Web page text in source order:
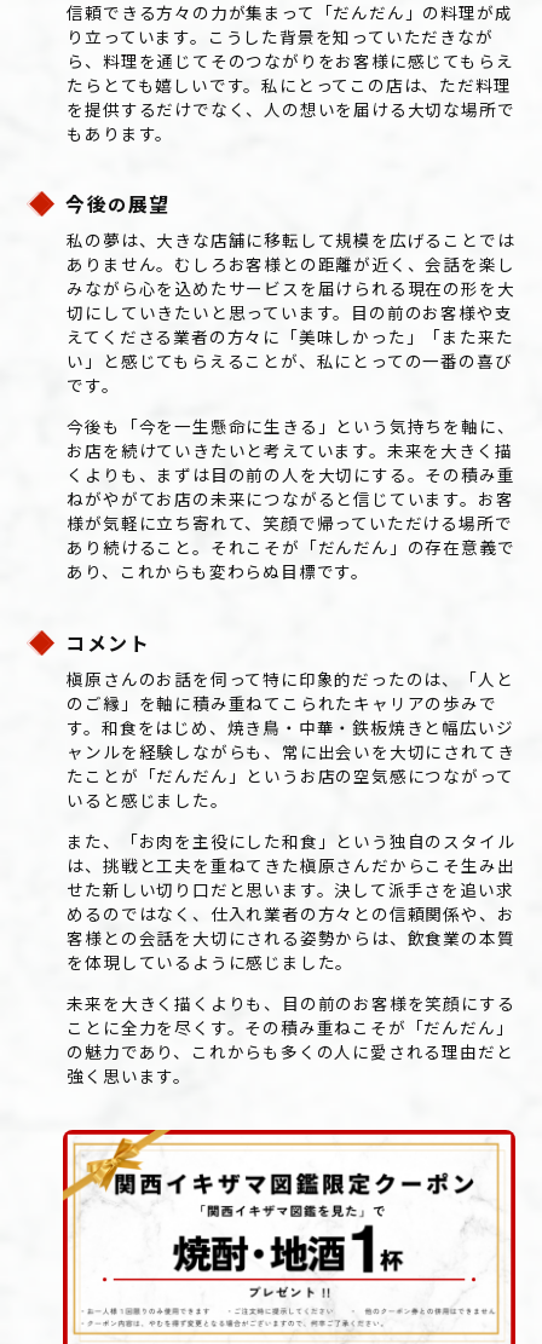
信頼できる方々の力が集まって「だんだん」の料理が成
り立っています。こうした背景を知っていただきなが
ら、料理を通じてそのつながりをお客様に感じてもらえ
たらとても嬉しいです。私にとってこの店は、ただ料理
を提供するだけでなく、人の想いを届ける大切な場所で
もあります。
今後の展望
私の夢は、大きな店舗に移転して規模を広げることでは
ありません。むしろお客様との距離が近く、会話を楽し
みながら心を込めたサービスを届けられる現在の形を大
切にしていきたいと思っています。目の前のお客様や支
えてくださる業者の方々に「美味しかった」「また来た
い」と感じてもらえることが、私にとっての一番の喜び
です。
今後も「今を一生懸命に生きる」という気持ちを軸に、
お店を続けていきたいと考えています。未来を大きく描
くよりも、まずは目の前の人を大切にする。その積み重
ねがやがてお店の未来につながると信じています。お客
様が気軽に立ち寄れて、笑顔で帰っていただける場所で
あり続けること。それこそが「だんだん」の存在意義で
あり、これからも変わらぬ目標です。
コメント
槇原さんのお話を伺って特に印象的だったのは、「人と
のご縁」を軸に積み重ねてこられたキャリアの歩みで
す。和食をはじめ、焼き鳥・中華・鉄板焼きと幅広いジ
ャンルを経験しながらも、常に出会いを大切にされてき
たことが「だんだん」というお店の空気感につながって
いると感じました。
また、「お肉を主役にした和食」という独自のスタイル
は、挑戦と工夫を重ねてきた槇原さんだからこそ生み出
せた新しい切り口だと思います。決して派手さを追い求
めるのではなく、仕入れ業者の方々との信頼関係や、お
客様との会話を大切にされる姿勢からは、飲食業の本質
を体現しているように感じました。
未来を大きく描くよりも、目の前のお客様を笑顔にする
ことに全力を尽くす。その積み重ねこそが「だんだん」
の魅力であり、これからも多くの人に愛される理由だと
強く思います。